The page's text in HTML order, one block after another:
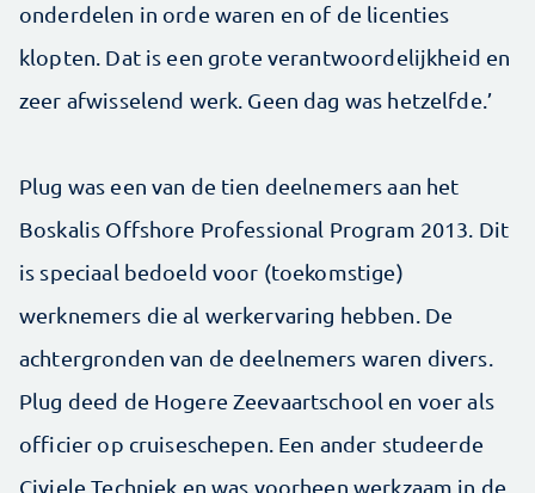
onderdelen in orde waren en of de licenties
klopten. Dat is een grote verantwoordelijkheid en
zeer afwisselend werk. Geen dag was hetzelfde.’
Plug was een van de tien deelnemers aan het
Boskalis Offshore Professional Program 2013. Dit
is speciaal bedoeld voor (toekomstige)
werknemers die al werkervaring hebben. De
achtergronden van de deelnemers waren divers.
Plug deed de Hogere Zeevaartschool en voer als
officier op cruiseschepen. Een ander studeerde
Civiele Techniek en was voorheen werkzaam in de